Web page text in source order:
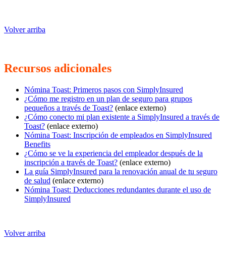
Volver arriba
Recursos adicionales
Nómina Toast: Primeros pasos con SimplyInsured
¿Cómo me registro en un plan de seguro para grupos
pequeños a través de Toast? (enlace externo)
¿Cómo conecto mi plan existente a SimplyInsured a través de
Toast? (enlace externo)
Nómina Toast: Inscripción de empleados en SimplyInsured
Benefits
¿Cómo se ve la experiencia del empleador después de la
inscripción a través de Toast? (enlace externo)
La guía SimplyInsured para la renovación anual de tu seguro
de salud (enlace externo)
Nómina Toast: Deducciones redundantes durante el uso de
SimplyInsured
Volver arriba